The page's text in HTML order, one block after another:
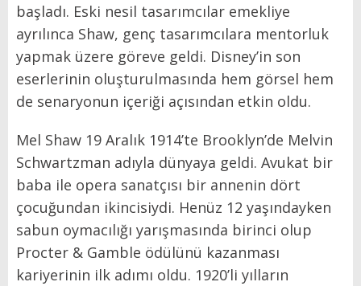
başladı. Eski nesil tasarımcılar emekliye
ayrılınca Shaw, genç tasarımcılara mentorluk
yapmak üzere göreve geldi. Disney’in son
eserlerinin oluşturulmasında hem görsel hem
de senaryonun içeriği açısından etkin oldu.
Mel Shaw 19 Aralık 1914’te Brooklyn’de Melvin
Schwartzman adıyla dünyaya geldi. Avukat bir
baba ile opera sanatçısı bir annenin dört
çocuğundan ikincisiydi. Henüz 12 yaşındayken
sabun oymacılığı yarışmasında birinci olup
Procter & Gamble ödülünü kazanması
kariyerinin ilk adımı oldu. 1920’li yılların